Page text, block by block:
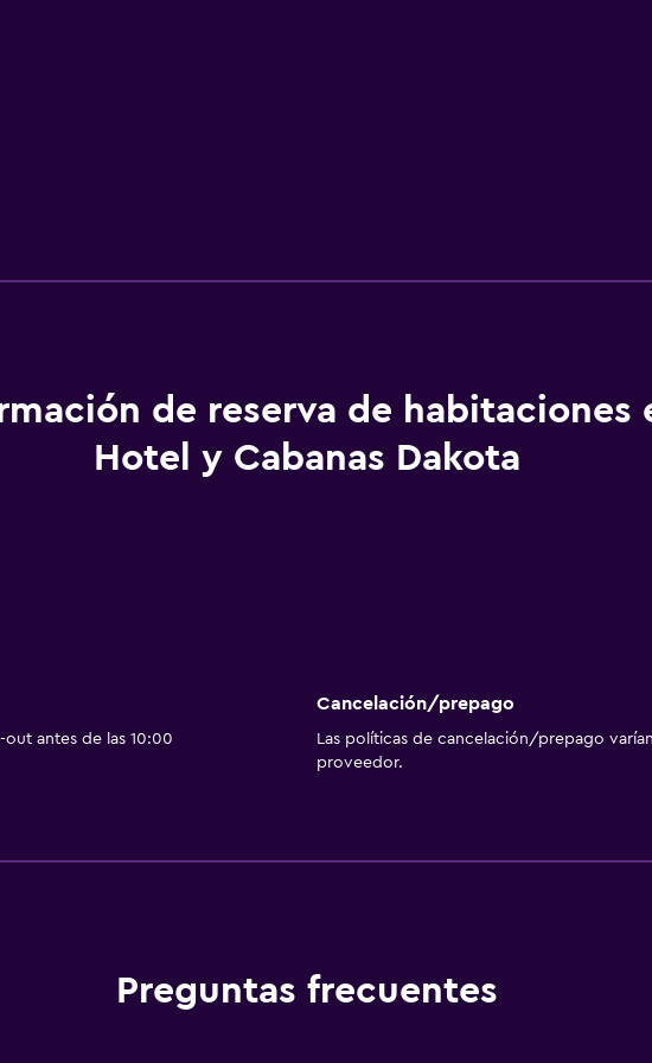
de reserva de habitaciones
Hotel y Cabanas Dakota
antes de las 10:00
Cancelación/prepago
Las políticas de cancelación/prepago
proveedor.
Preguntas frecuentes